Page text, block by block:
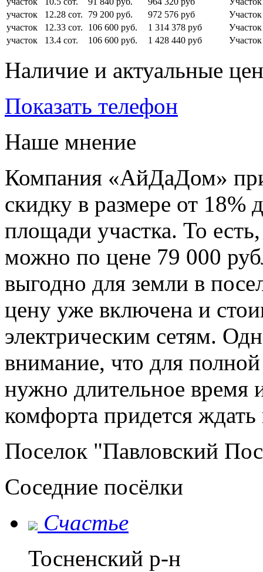
участок
12.28 сот. 79 200 руб. 972 576 руб
участок
12.33 сот. 106 600 руб. 1 314 378 руб
участок
13.4 сот. 106 600 руб. 1 428 440 руб
Наличие и актуальные
Показать телефон
Наше мнение
Компания «АйДаДом» при
скидку в размере от 18%
площади участка. То
можно по цене 79 000
выгодно для земли в
цену уже включена и
электрическим сетям.
внимание, что для
нужно длительное время
комфорта придется ждать
Поселок "Павловский
Соседние посёлки
Счастье
Тосненский р-н